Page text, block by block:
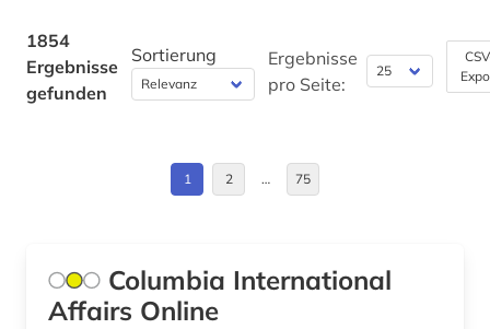
amerika (3)
amerikanisches englisch (1)
amphibien (1)
analyse (2)
Deutschland (DDR) (11)
Europa (100)
Griechenland (1)
1854
Ergebnisse
gefunden
Sortierung
Ergebnisse
pro Seite:
1 2 … 75
Columbia International
Affairs Online